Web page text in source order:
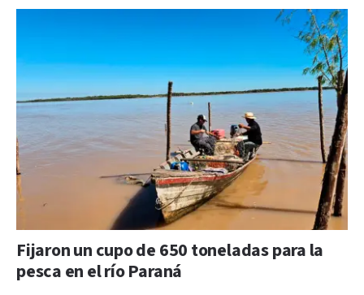
Fijaron un cupo de 650 toneladas para la
pesca en el río Paraná